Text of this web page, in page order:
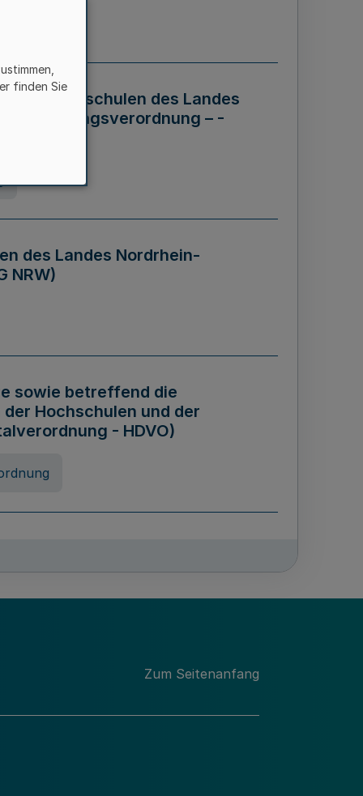
der Hochschulen des Landes
– -
des Landes Nordrhein-
NRW)
sowie betreffend die
Hochschulen und der
- HDVO)
des Landes Nordrhein-
Zum Seitenanfang
finden Sie